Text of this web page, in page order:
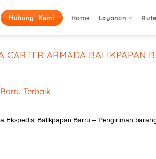
Hubungi Kami Home Layanan
CARTER ARMADA BALIKPAPAN
Terbaik
Balikpapan Barru – Pengiriman